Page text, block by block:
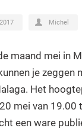
Michel
maand mei in
je
Het
mei van 19.00
een ware